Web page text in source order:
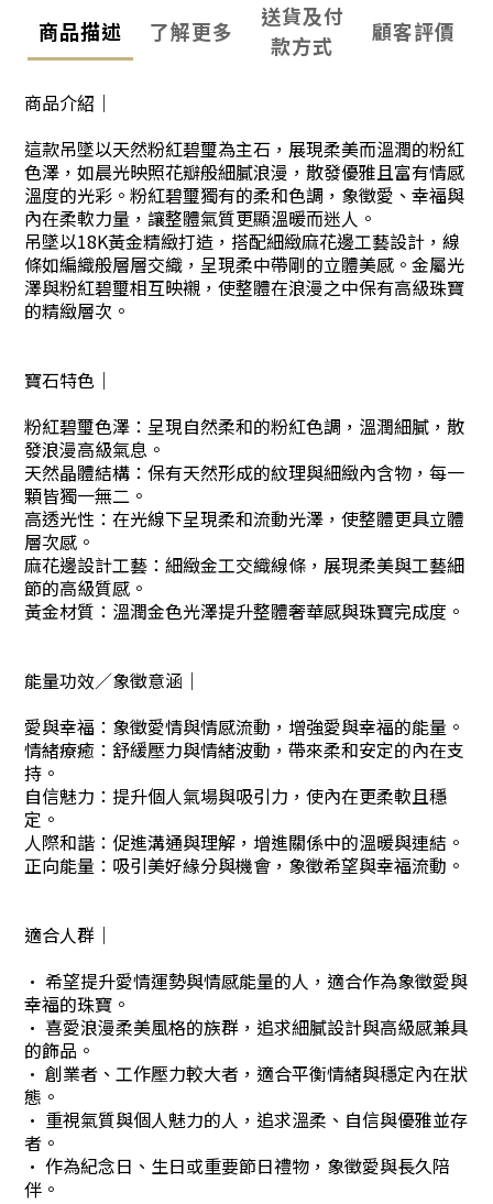
商品描述 了解更多
送貨及付
款方式
顧客評價
商品介紹｜
這款吊墜以天然粉紅碧璽為主石，展現柔美而溫潤的粉紅
色澤，如晨光映照花瓣般細膩浪漫，散發優雅且富有情感
溫度的光彩。粉紅碧璽獨有的柔和色調，象徵愛、幸福與
內在柔軟力量，讓整體氣質更顯溫暖而迷人。
吊墜以18K黃金精緻打造，搭配細緻麻花邊工藝設計，線
條如編織般層層交織，呈現柔中帶剛的立體美感。金屬光
澤與粉紅碧璽相互映襯，使整體在浪漫之中保有高級珠寶
的精緻層次。
寶石特色｜
粉紅碧璽色澤：呈現自然柔和的粉紅色調，溫潤細膩，散
發浪漫高級氣息。
天然晶體結構：保有天然形成的紋理與細緻內含物，每一
顆皆獨一無二。
高透光性：在光線下呈現柔和流動光澤，使整體更具立體
層次感。
麻花邊設計工藝：細緻金工交織線條，展現柔美與工藝細
節的高級質感。
黃金材質：溫潤金色光澤提升整體奢華感與珠寶完成度。
能量功效／象徵意涵｜
愛與幸福：象徵愛情與情感流動，增強愛與幸福的能量。
情緒療癒：舒緩壓力與情緒波動，帶來柔和安定的內在支
持。
自信魅力：提升個人氣場與吸引力，使內在更柔軟且穩
定。
人際和諧：促進溝通與理解，增進關係中的溫暖與連結。
正向能量：吸引美好緣分與機會，象徵希望與幸福流動。
適合人群｜
· 希望提升愛情運勢與情感能量的人，適合作為象徵愛與
幸福的珠寶。
· 喜愛浪漫柔美風格的族群，追求細膩設計與高級感兼具
的飾品。
· 創業者、工作壓力較大者，適合平衡情緒與穩定內在狀
態。
· 重視氣質與個人魅力的人，追求溫柔、自信與優雅並存
者。
· 作為紀念日、生日或重要節日禮物，象徵愛與長久陪
伴。